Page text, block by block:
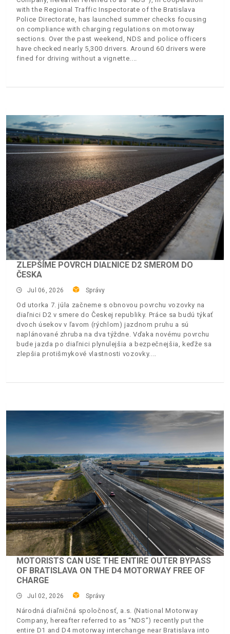
with the Regional Traffic Inspectorate of the Bratislava
Police Directorate, has launched summer checks focusing
on compliance with charging regulations on motorway
sections. Over the past weekend, NDS and police officers
have checked nearly 5,300 drivers. Around 60 drivers were
fined for driving without a vignette.
ZLEPŠÍME POVRCH DIAĽNICE D2 SMEROM DO
ČESKA
Jul 06, 2026 Správy
Od utorka 7. júla začneme s obnovou povrchu vozovky na
diaľnici D2 v smere do Českej republiky. Práce sa budú týkať
dvoch úsekov v ľavom (rýchlom) jazdnom pruhu a sú
naplánované zhruba na dva týždne. Vďaka novému povrchu
bude jazda po diaľnici plynulejšia a bezpečnejšia, keďže sa
zlepšia protišmykové vlastnosti vozovky.
MOTORISTS CAN USE THE ENTIRE OUTER BYPASS
OF BRATISLAVA ON THE D4 MOTORWAY FREE OF
CHARGE
Jul 02, 2026 Správy
Národná diaľničná spoločnosť, a.s. (National Motorway
Company, hereafter referred to as “NDS”) recently put the
entire D1 and D4 motorway interchange near Bratislava into